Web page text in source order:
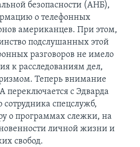
безопасности (АНБ),
о телефонных
американцев. При этом,
подслушанных этой
разговоров не имело
к расследованиям дел,
Теперь внимание
переключается с Эдварда
спецслужб,
о программах слежки, на
личной жизни и
свобод.